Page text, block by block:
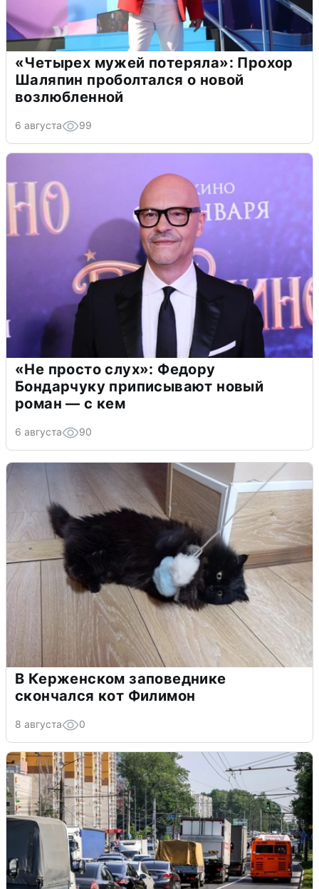
«Четырех мужей потеряла»: Прохор
Шаляпин проболтался о новой
возлюбленной
6 августа 99
«Не просто слух»: Федору
Бондарчуку приписывают новый
роман — с кем
6 августа 90
В Керженском заповеднике
скончался кот Филимон
8 августа 0